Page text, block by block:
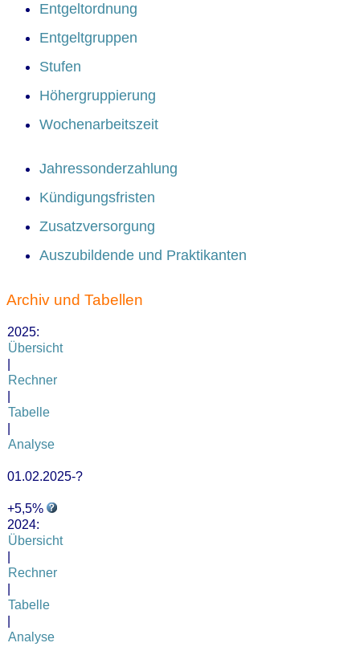
Entgeltordnung
Entgeltgruppen
Stufen
Höhergruppierung
Wochenarbeitszeit
Jahressonderzahlung
Kündigungsfristen
Zusatzversorgung
Auszubildende und Praktikanten
Archiv und Tabellen
2025:
Übersicht
Rechner
Tabelle
Analyse
01.02.2025-?
+5,5%
2024:
Übersicht
Rechner
Tabelle
Analyse